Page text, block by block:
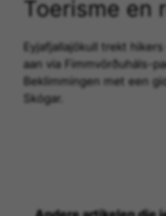
Toerisme en
Eyjafjallajökull trekt
aan via Fimmvörðuháls-
Beklimmingen met een
Skógar.